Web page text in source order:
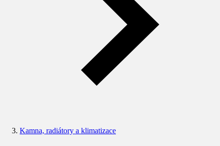
Kamna, radiátory a klimatizace